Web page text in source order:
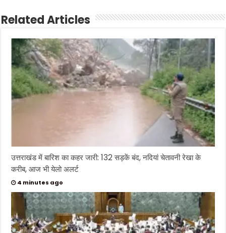
Related Articles
उत्तराखंड में बारिश का कहर जारी: 132 सड़कें बंद, नदियां चेतावनी रेखा के
करीब, आज भी येलो अलर्ट
4 minutes ago